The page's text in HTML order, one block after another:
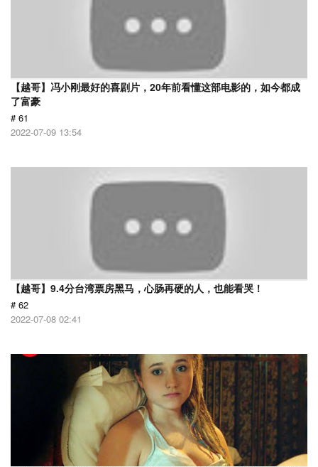
【越哥】冯小刚最好的喜剧片，20年前看懂这部电影的，如今都成
了富豪
# 61
2022-07-09 13:54
【越哥】9.4分台湾票房黑马，心肠再硬的人，也能看哭！
# 62
2022-07-08 02:41